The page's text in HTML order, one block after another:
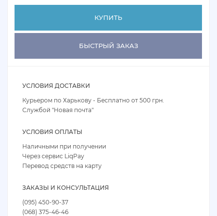
КУПИТЬ
БЫСТРЫЙ ЗАКАЗ
УСЛОВИЯ ДОСТАВКИ
Курьером по Харькову - Бесплатно от 500 грн.
Службой "Новая почта"
УСЛОВИЯ ОПЛАТЫ
Наличными при получении
Через сервис LiqPay
Перевод средств на карту
ЗАКАЗЫ И КОНСУЛЬТАЦИЯ
(095) 450-90-37
(068) 375-46-46